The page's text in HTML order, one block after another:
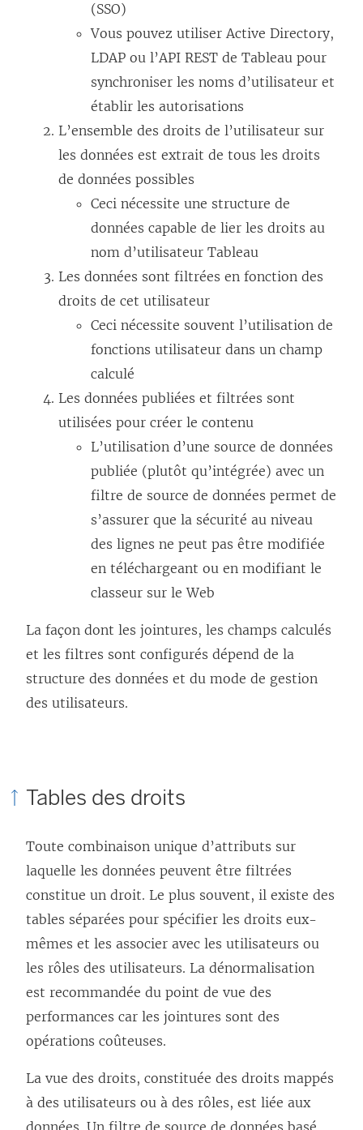
u
n
e
n
o
u
v
e
l
l
e
f
e
n
ê
t
r
e
)
s
u
n
e
n
o
u
v
e
l
l
e
f
e
ê
t
r
e
)
(SSO)
Vous pouvez utiliser Active Directory,
LDAP ou l’API REST de Tableau pour
synchroniser les noms d’utilisateur et
établir les autorisations
L’ensemble des droits de l’utilisateur sur
les données est extrait de tous les droits
de données possibles
Ceci nécessite une structure de
données capable de lier les droits au
nom d’utilisateur Tableau
Les données sont filtrées en fonction des
droits de cet utilisateur
Ceci nécessite souvent l’utilisation de
fonctions utilisateur dans un champ
calculé
Les données publiées et filtrées sont
utilisées pour créer le contenu
L’utilisation d’une source de données
publiée (plutôt qu’intégrée) avec un
filtre de source de données permet de
s’assurer que la sécurité au niveau
des lignes ne peut pas être modifiée
en téléchargeant ou en modifiant le
classeur sur le Web
La façon dont les jointures, les champs calculés
et les filtres sont configurés dépend de la
structure des données et du mode de gestion
des utilisateurs.
Tables des droits
Toute combinaison unique d’attributs sur
laquelle les données peuvent être filtrées
constitue un droit. Le plus souvent, il existe des
tables séparées pour spécifier les droits eux-
mêmes et les associer avec les utilisateurs ou
les rôles des utilisateurs. La dénormalisation
est recommandée du point de vue des
performances car les jointures sont des
opérations coûteuses.
La vue des droits, constituée des droits mappés
à des utilisateurs ou à des rôles, est liée aux